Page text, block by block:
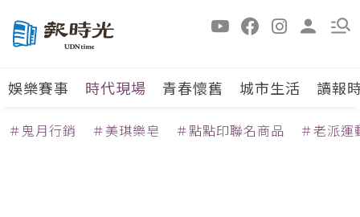
娛樂賽事 時代現場 青春懷舊 城市生活 讀報
＃鬼月行銷 ＃美琪樂皂 ＃點點印聯名商品 ＃老派運